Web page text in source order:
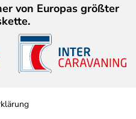
von Europas größter